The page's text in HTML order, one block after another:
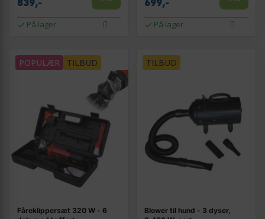
839,-
På lager
699,-
På lager
POPULÆR TILBUD
Fåreklippersæt 320 W - 6
TILBUD
Blower til hund - 3 dyser,